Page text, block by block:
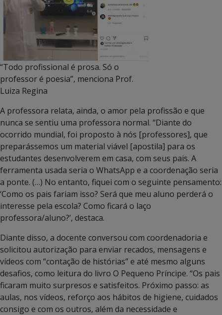
“Todo profissional é prosa. Só o
professor é poesia”, menciona Prof.
Luiza Regina
A professora relata, ainda, o amor pela profissão e que
nunca se sentiu uma professora normal. “Diante do
ocorrido mundial, foi proposto à nós [professores], que
preparássemos um material viável [apostila] para os
estudantes desenvolverem em casa, com seus pais. A
ferramenta usada seria o WhatsApp e a coordenação seria
a ponte. (…) No entanto, fiquei com o seguinte pensamento:
‘Como os pais fariam isso? Será que meu aluno perderá o
interesse pela escola? Como ficará o laço
professora/aluno?’, destaca.
Diante disso, a docente conversou com coordenadoria e
solicitou autorização para enviar recados, mensagens e
vídeos com “contação de histórias” e até mesmo alguns
desafios, como leitura do livro O Pequeno Príncipe. “Os pais
ficaram muito surpresos e satisfeitos. Próximo passo: as
aulas, nos vídeos, reforço aos hábitos de higiene, cuidados
consigo e com os outros, além da necessidade e